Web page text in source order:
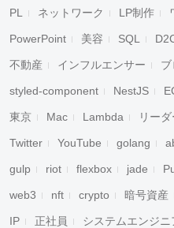
PL ネットワーク LP制作
PowerPoint 美容 SQL
不動産 インフルエンサー
styled-component NestJS
東京 Mac Lambda リーダ
Twitter YouTube golang
gulp riot flexbox jade
web3 nft crypto 暗号資産
IP 正社員 システムエンジニ